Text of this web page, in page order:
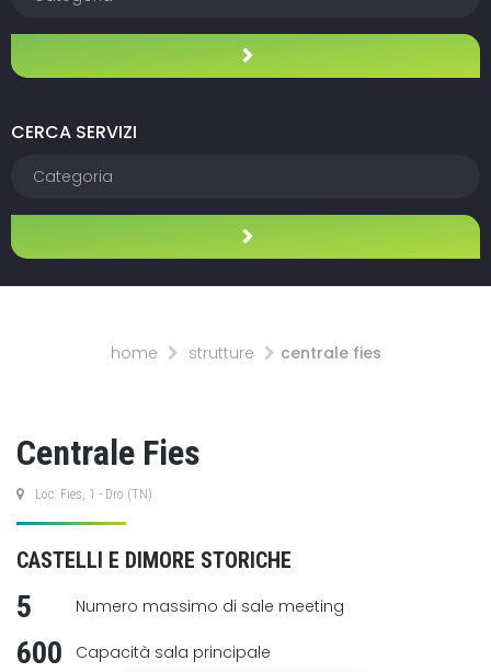
CERCA SERVIZI
home strutture centrale fies
Centrale Fies
Loc. Fies, 1 - Dro (TN)
CASTELLI E DIMORE STORICHE
5 Numero massimo di sale meeting
600 Capacità sala principale